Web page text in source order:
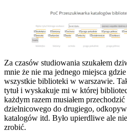
Za czasów studiowania szukałem
mnie że nie ma jednego miejsca
wszystkie biblioteki w warszawie.
tytuł i wyskakuje mi w której
każdym razem musiałem
dzielnicowego do drugiego,
katalogów itd. Było upierdliwe ale
zrobić.